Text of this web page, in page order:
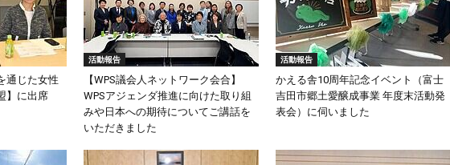
通じた女性
】に出席
活動報告
【WPS議会人ネットワーク会合】
WPSアジェンダ推進に向けた取り組
みや日本への期待についてご講話を
いただきました
活動報告
かえる舎10周年記念イベント（富士
吉田市郷土愛醸成事業 年度末活動発
表会）に伺いました